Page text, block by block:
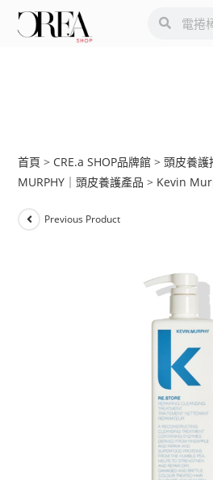
首頁 > CRE.a SHOP品牌館 >頭皮養護
MURPHY｜頭皮養護產品 > Kevin
Previous Product